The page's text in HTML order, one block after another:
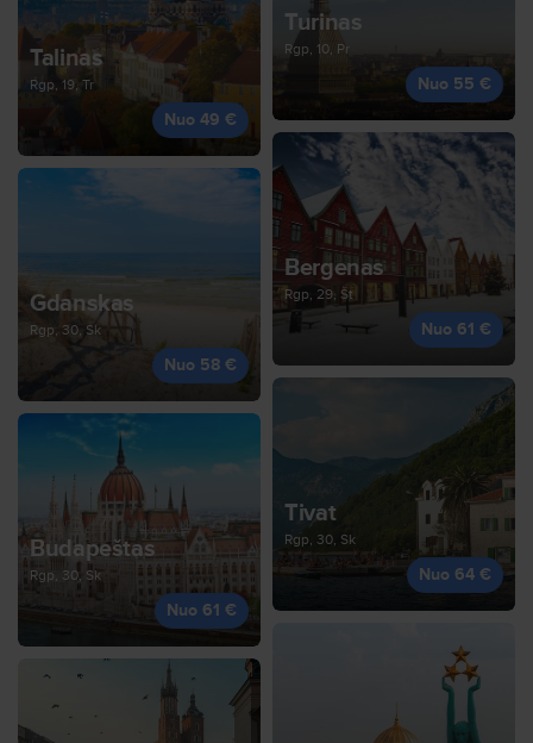
Talinas
Rgp, 19, Tr
Nuo 49 €
Turinas
Rgp, 10, Pr
Nuo 55 €
Gdanskas
Rgp, 30, Sk
Nuo 58 €
Bergenas
Rgp, 29, Št
Nuo 61 €
Budapeštas
Rgp, 30, Sk
Nuo 61 €
Tivat
Rgp, 30, Sk
Nuo 64 €